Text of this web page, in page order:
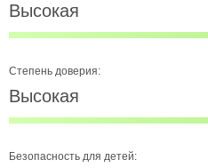
Высокая
Степень доверия:
Высокая
Безопасность для детей: